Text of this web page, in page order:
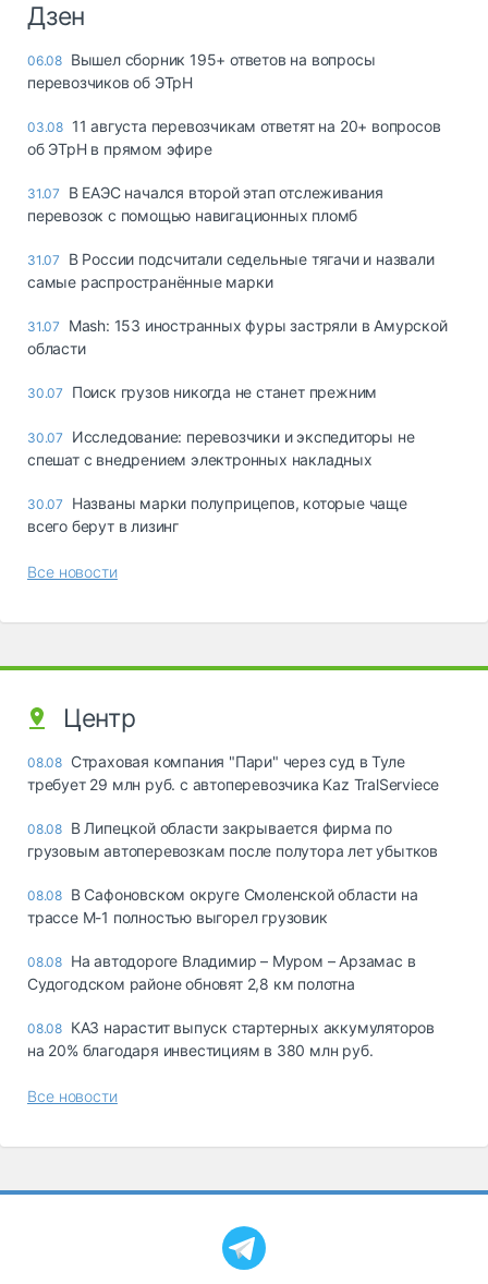
Дзен
06.08 Вышел сборник 195+ ответов на вопросы
перевозчиков об ЭТрН
03.08 11 августа перевозчикам ответят на 20+ вопросов
об ЭТрН в прямом эфире
31.07
В ЕАЭС начался второй этап отслеживания
перевозок с помощью навигационных пломб
31.07
В России подсчитали седельные тягачи и назвали
самые распространённые марки
31.07
Mash: 153 иностранных фуры застряли в Амурской
области
30.07 Поиск грузов никогда не станет прежним
30.07
Исследование: перевозчики и экспедиторы не
спешат с внедрением электронных накладных
30.07
Названы марки полуприцепов, которые чаще
всего берут в лизинг
Все новости
Центр
08.08 Страховая компания "Пари" через суд в Туле
требует 29 млн руб. с автоперевозчика Kaz TralServiece
08.08 В Липецкой области закрывается фирма по
грузовым автоперевозкам после полутора лет убытков
08.08 В Сафоновском округе Смоленской области на
трассе М-1 полностью выгорел грузовик
08.08 На автодороге Владимир – Муром – Арзамас в
Судогодском районе обновят 2,8 км полотна
08.08 КАЗ нарастит выпуск стартерных аккумуляторов
на 20% благодаря инвестициям в 380 млн руб.
Все новости